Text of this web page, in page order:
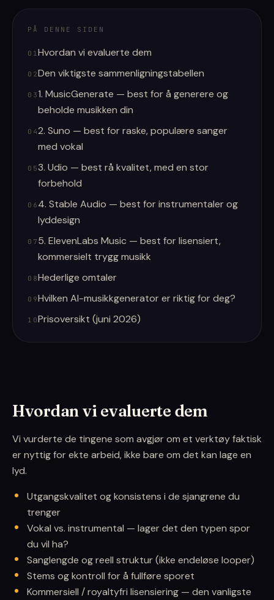
PÅ DENNE SIDEN
01Hvordan vi evaluerte dem
02Den viktigste sammenligningstabellen
031. MusicGenerate — best for å generere og
beholde musikken din
042. Suno — best for raske, populære sanger
med vokal
053. Udio — best rå kvalitet, med en stor
forbehold
06 4. Stable Audio — best for instrumentaler og
lyddesign
07 5. ElevenLabs Music — best for lisensiert,
kommersielt trygg musikk
08Hederlige omtaler
09Hvilken AI-musikkgenerator er riktig for deg?
10Prisoversikt (juni 2026)
Hvordan vi evaluerte dem
Vi vurderte de tingene som avgjør om et verktøy faktisk
er nyttig for ekte arbeid, ikke bare om det kan lage en
lyd.
Utgangskvalitet og konsistens i de sjangrene du
trenger
Vokal vs. instrumental — lager det den typen spor
du vil ha?
Sanglengde og reell struktur (ikke endeløse looper)
Stems og kontroll for å fullføre sporet
Kommersiell / royaltyfri lisensiering — den vanligste